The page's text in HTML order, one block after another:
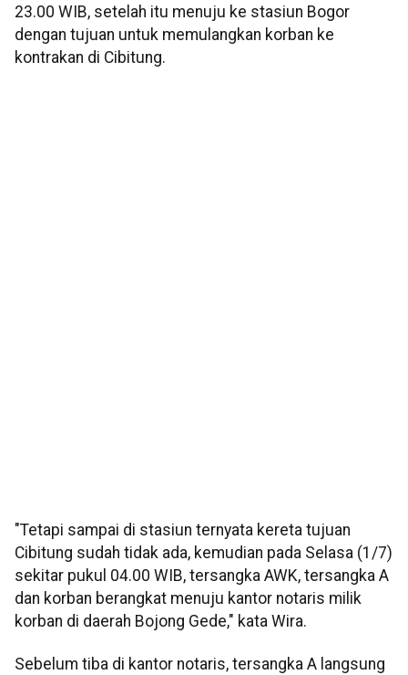
23.00 WIB, setelah itu menuju ke stasiun Bogor
dengan tujuan untuk memulangkan korban ke
kontrakan di Cibitung.
"Tetapi sampai di stasiun ternyata kereta tujuan
Cibitung sudah tidak ada, kemudian pada Selasa (1/7)
sekitar pukul 04.00 WIB, tersangka AWK, tersangka A
dan korban berangkat menuju kantor notaris milik
korban di daerah Bojong Gede," kata Wira.
Sebelum tiba di kantor notaris, tersangka A langsung